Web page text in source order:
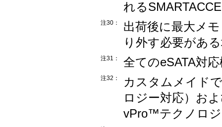
れる
注30：
出荷後に最大メ
り外す必要があ
注31： 全てのeSATA対
注32：
カスタムメイド
ロジー対応）お
vPro™テクノロジ